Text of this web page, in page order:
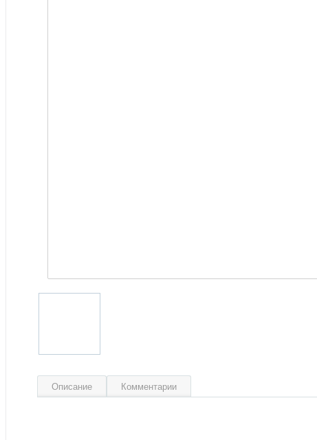
Описание Комментарии